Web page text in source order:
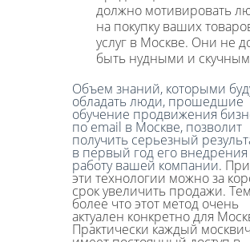
должно мотивировать
на покупку ваших
услуг в Москве. Они не
быть нудными и
Объем знаний, которыми
обладать люди, прошедшие
обучение продвижения
по email в Москве, позволит
получить серьезный
в первый год его
работу вашей компании.
эти технологии можно за
срок увеличить продажи. Тем
более что этот метод очень
актуален конкретно для
Практически каждый москвич